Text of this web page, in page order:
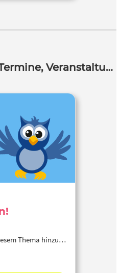
Bildungsangebote, Termine, Veranstaltungen
Thema hinzu…